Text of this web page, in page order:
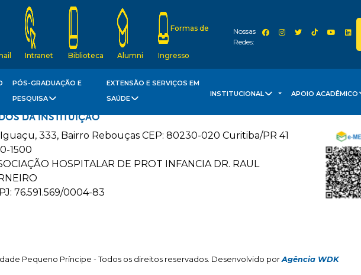
Intranet Biblioteca Alumni
Formas de
Ingresso
Nossas
Redes:
PÓS-GRADUAÇÃO E
PESQUISA
EXTENSÃO E SERVIÇOS EM
SAÚDE
INSTITUCIONAL APOIO ACADÊMICO
DA INSTITUIÇÃO
Iguaçu, 333, Bairro Rebouças CEP: 80230-020 Curitiba/PR 41
1500
HOSPITALAR DE PROT INFANCIA DR. RAUL
76.591.569/0004-83
Pequeno Príncipe - Todos os direitos reservados. Desenvolvido porAgência WDK